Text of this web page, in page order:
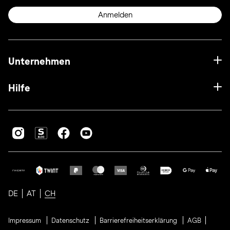
Anmelden
Unternehmen
Hilfe
DE AT CH
Impressum Datenschutz Barrierefreiheitserklärung
AGB